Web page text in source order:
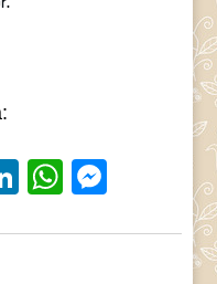
LinkedIn